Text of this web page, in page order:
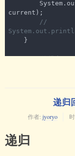
current);
//
// 冒泡排序
递归
作者: jyoryo
递归